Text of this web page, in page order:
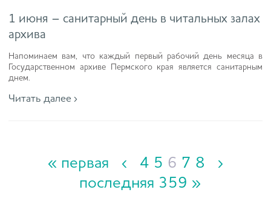
1 июня – санитарный день в читальных залах
архива
Напоминаем вам, что каждый первый рабочий день месяца в
Государственном архиве Пермского края является санитарным
днем.
Читать далее ›
« первая ‹ 4 5 6 7 8
›
последняя 359 »